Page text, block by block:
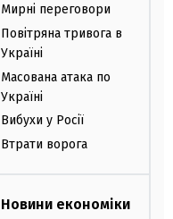
Мирні переговори
Повітряна тривога в
Україні
Масована атака по
Україні
Вибухи у Росії
Втрати ворога
Новини економіки